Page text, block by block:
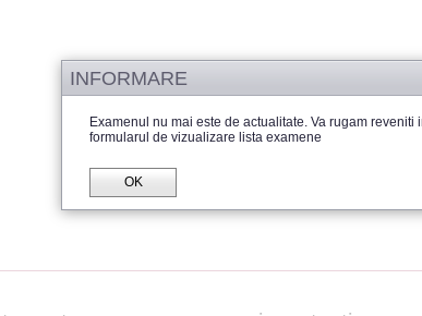
INFORMARE
Examenul nu mai este de actualitate. Va rugam reveniti
formularul de vizualizare lista examene
OK